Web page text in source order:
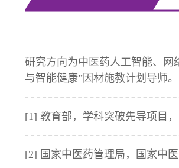
研究方向为中医药人工智能、网
与智能健康”因材施教计划导师
[1] 教育部，学科突破先导项目
[2] 国家中医药管理局，国家中